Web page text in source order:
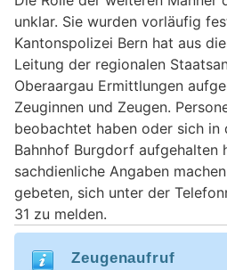
unklar. Sie wurden vorläufig
Kantonspolizei Bern hat aus
Leitung der regionalen
Oberaargau Ermittlungen
Zeuginnen und Zeugen.
beobachtet haben oder sich in
Bahnhof Burgdorf aufgehalten
sachdienliche Angaben
gebeten, sich unter der
31 zu melden.
Zeugenaufruf